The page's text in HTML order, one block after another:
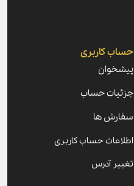
حساب کاربری
پیشخوان
جزئیات حساب
سفارش ها
اطلاعات حساب کاربری
تغییر آدرس